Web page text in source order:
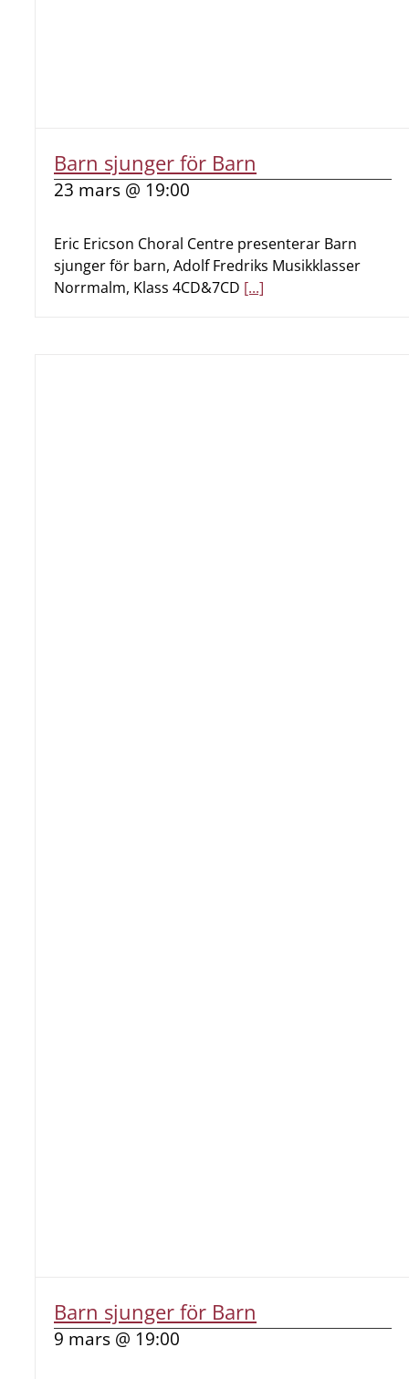
Barn sjunger för Barn
23 mars @ 19:00
Eric Ericson Choral Centre presenterar Barn
sjunger för barn, Adolf Fredriks Musikklasser
Norrmalm, Klass 4CD&7CD [...]
Barn sjunger för Barn
9 mars @ 19:00